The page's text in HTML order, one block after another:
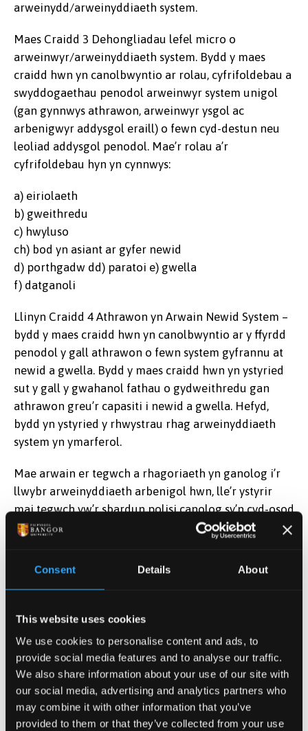
Consent Details About
This website uses cookies
We use cookies to personalise content and ads, to
provide social media features and to analyse our traffic.
We also share information about your use of our site with
our social media, advertising and analytics partners who
may combine it with other information that you’ve
provided to them or that they’ve collected from your use
arweinydd/arweinyddiaeth system.
Maes Craidd 3 Dehongliadau lefel micro o
arweinwyr/arweinyddiaeth system. Bydd y maes
craidd hwn yn canolbwyntio ar rolau, cyfrifoldebau a
swyddogaethau penodol arweinwyr system unigol
(gan gynnwys athrawon, arweinwyr ysgol ac
arbenigwyr addysgol eraill) o fewn cyd-destun neu
leoliad addysgol penodol. Mae’r rolau a’r
cyfrifoldebau hyn yn cynnwys:
a) eiriolaeth
b) gweithredu
c) hwyluso
ch) bod yn asiant ar gyfer newid
d) porthgadw dd) paratoi e) gwella
f) datganoli
Llinyn Craidd 4 Athrawon yn Arwain Newid System –
bydd y maes craidd hwn yn canolbwyntio ar y ffyrdd
penodol y gall athrawon o fewn system gyfrannu at
newid a gwella. Bydd y maes craidd hwn yn ystyried
sut y gall y gwahanol fathau o gydweithredu gan
athrawon greu’r capasiti i newid a gwella. Hefyd,
bydd yn ystyried y rhwystrau rhag arweinyddiaeth
system yn ymarferol.
Mae arwain er tegwch a rhagoriaeth yn ganolog i’r
llwybr arweinyddiaeth arbenigol hwn, lle’r ystyrir
mai tegwch yw’r sbardun polisi canolog sy’n cyd-osod
ac yn clymu’r holl bolisïau addysg eraill yng
ychwanegol yw tegwch, prosiect neu is-set o
hanfodol er mwyn i’r tegwch fod yn fwy na dyhead
neu ôl-ystyriaeth. Fel y dengys systemau addysg uchel
eu perfformiad, rhagflaenydd rhagoriaeth yw
tegwch, nid ei sgil-gynnyrch. Felly, mae angen i’r holl
arweinwyr o fewn, rhwng ac ar draws y system
gyfuno’u harfer o gwmpas tegwch a rhagoriaeth a
bydd y llwybr hwn yn canolbwyntio ar y sgiliau a’r